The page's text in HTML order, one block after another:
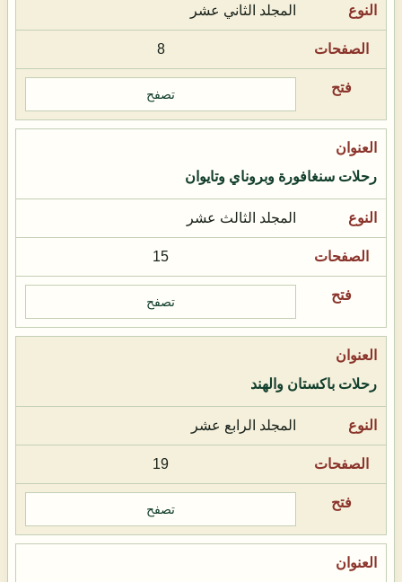
المجلد الثاني عشر
8
تصفح
رحلات سنغافورة وبروناي وتايوان
المجلد الثالث عشر
15
تصفح
رحلات باكستان والهند
المجلد الرابع عشر
19
تصفح